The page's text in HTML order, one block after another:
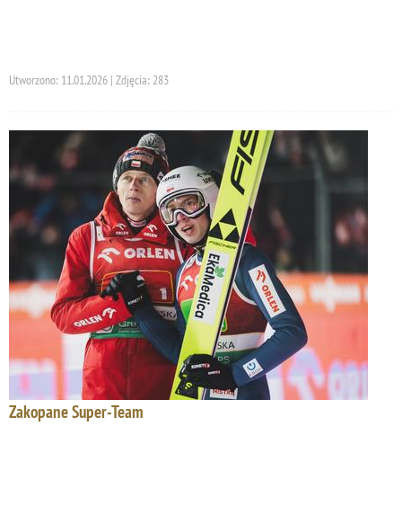
Utworzono: 11.01.2026 | Zdjęcia: 283
Zakopane Super-Team